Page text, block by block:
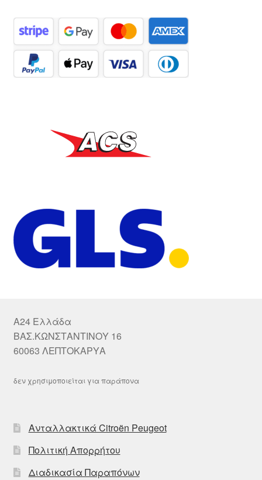
A24 Ελλάδα
ΒΑΣ.ΚΩΝΣΤΑΝΤΙΝΟΥ 16
60063 ΛΕΠΤΟΚΑΡΥΑ
δεν χρησιμοποιείται για παράπονα
Ανταλλακτικά Citroën Peugeot
Πολιτική Απορρήτου
Διαδικασία Παραπόνων